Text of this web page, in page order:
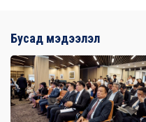
Бусад мэдээлэл